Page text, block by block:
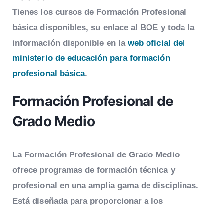
Tienes los cursos de Formación Profesional
básica disponibles, su enlace al BOE y toda la
información disponible en la web oficial del
ministerio de educación para formación
profesional básica.
Formación Profesional de
Grado Medio
La Formación Profesional de Grado Medio
ofrece programas de formación técnica y
profesional en una amplia gama de disciplinas.
Está diseñada para proporcionar a los